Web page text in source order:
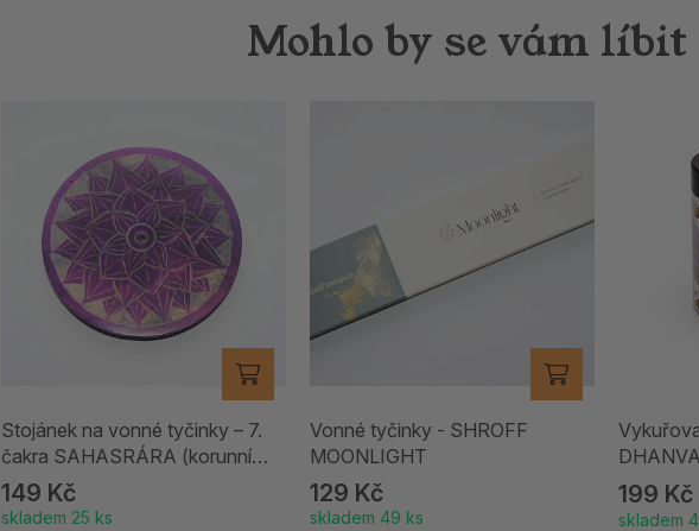
Mohlo by se vám líbit
Stojánek na vonné tyčinky – 7.
čakra SAHASRÁRA (korunní
čakra) | fialový
149 Kč
skladem 25 ks
Vonné tyčinky - SHROFF
MOONLIGHT
129 Kč
skladem 49 ks
199 Kč
skladem